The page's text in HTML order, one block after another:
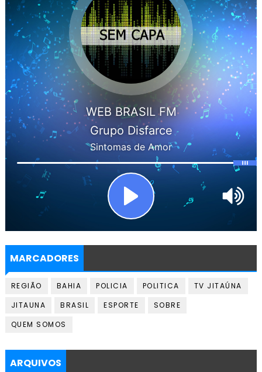
MARCADORES
REGIÃO BAHIA POLICIA POLITICA
TV JITAÚNA
JITAUNA
BRASIL ESPORTE
SOBRE
QUEM SOMOS
ARQUIVOS